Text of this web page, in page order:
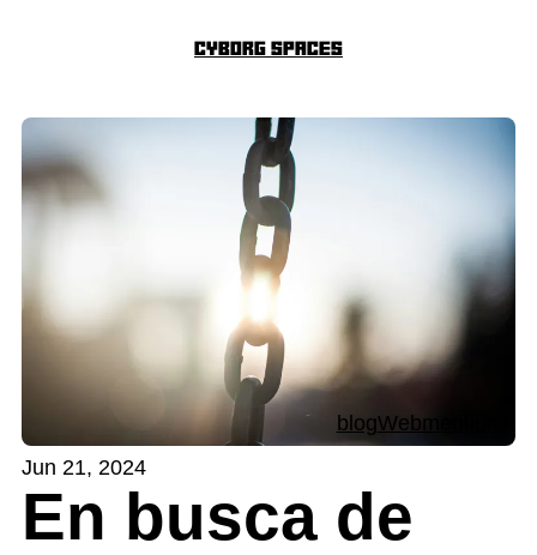
Cyborg Spaces
blogWebmentions
Jun 21, 2024
En busca de